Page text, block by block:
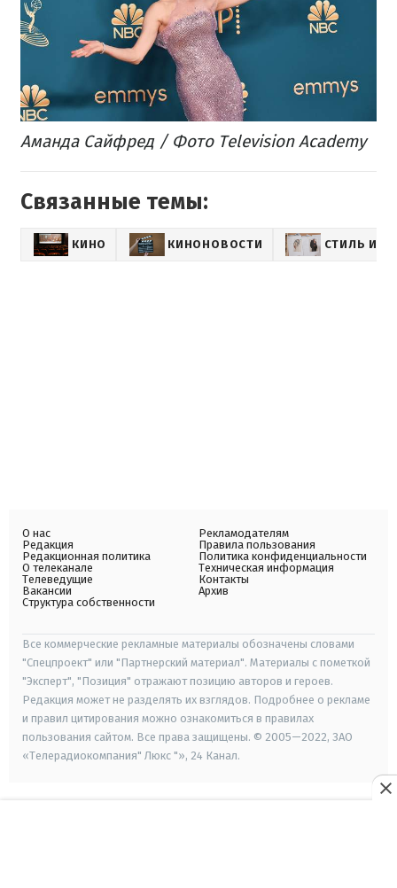
Аманда Сайфред / Фото Television Academy
Связанные темы:
КИНО КИНОНОВОСТИ СТИЛЬ И
О нас
Редакция
Редакционная политика
О телеканале
Телеведущие
Вакансии
Структура собственности
Рекламодателям
Правила пользования
Политика конфиденциальности
Техническая информация
Контакты
Архив
Все коммерческие рекламные материалы обозначены словами
"Спецпроект" или "Партнерский материал". Материалы с пометкой
"Эксперт", "Позиция" отражают позицию авторов и героев.
Редакция может не разделять их взглядов. Подробнее о рекламе
и правил цитирования можно ознакомиться в правилах
пользования сайтом. Все права защищены. © 2005—2022, ЗАО
«Телерадиокомпания" Люкс "», 24 Канал.